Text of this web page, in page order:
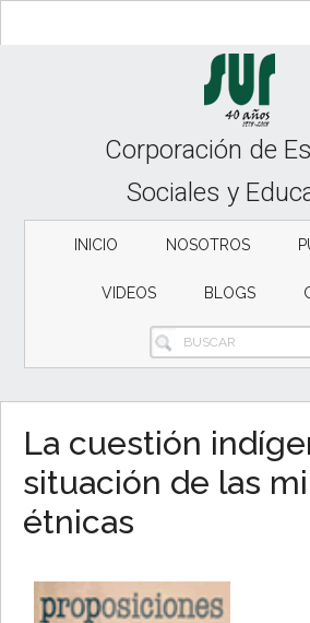
to
to
Corporación de
Sociales y
INICIO NOSOTROS
VIDEOS BLOGS
BUSCAR
La cuestión
situación de las
étnicas